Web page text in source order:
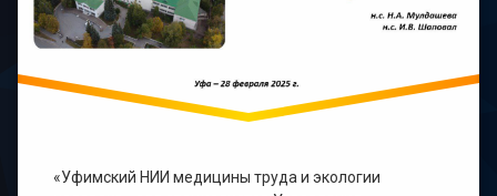
«Уфимский НИИ медицины труда и экологии